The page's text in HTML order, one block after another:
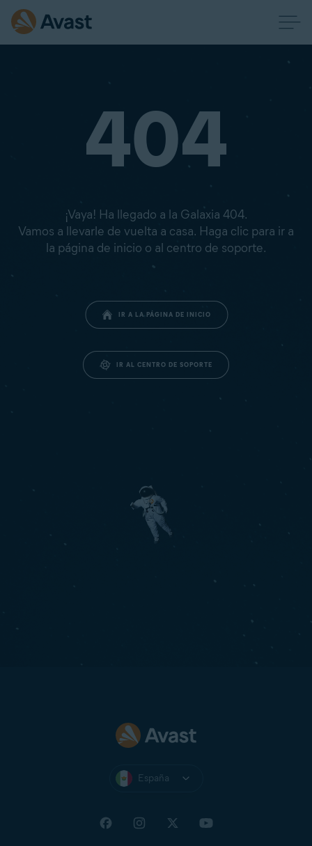
404
¡Vaya! Ha llegado a la Galaxia 404.
Vamos a llevarle de vuelta a casa. Haga clic para ir a
la página de inicio o al centro de soporte.
IR A LA PÁGINA DE INICIO
IR AL CENTRO DE SOPORTE
España